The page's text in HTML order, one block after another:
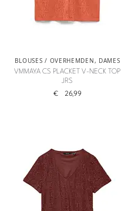
BLOUSES / OVERHEMDEN, DAMES
VMMAYA CS PLACKET V-NECK TOP
JRS
€ 26,99